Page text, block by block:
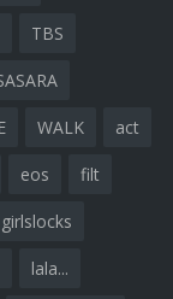
TBS
WALK act
eos filt
girlslocks
lala...